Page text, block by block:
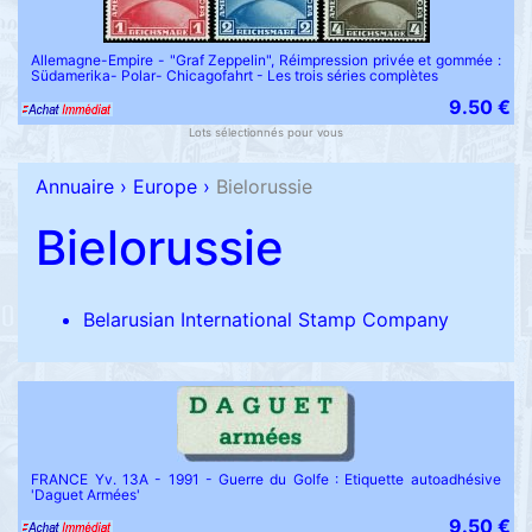
Allemagne-Empire - "Graf Zeppelin", Réimpression privée et gommée :
Südamerika- Polar- Chicagofahrt - Les trois séries complètes
9.50 €
Lots sélectionnés pour vous
Annuaire › Europe › Bielorussie
Bielorussie
Belarusian International Stamp Company
FRANCE Yv. 13A - 1991 - Guerre du Golfe : Etiquette autoadhésive
'Daguet Armées'
9.50 €